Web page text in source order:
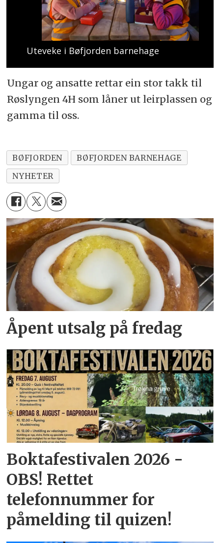
Uteveke i Bøfjorden barnehage
Ungar og ansatte rettar ein stor takk til
Røslyngen 4H som låner ut leirplassen og
gamma til oss.
BØFJORDEN
BØFJORDEN BARNEHAGE
NYHETER
Åpent utsalg på fredag
Boktafestivalen 2026 -
OBS! Rettet
telefonnummer for
påmelding til quizen!